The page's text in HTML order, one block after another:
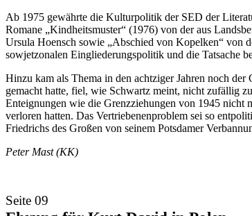
Ab 1975 gewährte die Kulturpolitik der SED der
Romane „Kindheitsmuster“ (1976) von der aus
Ursula Hoensch sowie „Abschied von Kopelken“ von
sowjetzonalen Eingliederungspolitik und die Tatsache
Hinzu kam als Thema in den achtziger Jahren noch
gemacht hatte, fiel, wie Schwartz meint, nicht zufällig
Enteignungen wie die Grenzziehungen von 1945 nicht
verloren hatten. Das Vertriebenenproblem sei so
Friedrichs des Großen von seinem Potsdamer
Peter Mast (KK)
Seite 09